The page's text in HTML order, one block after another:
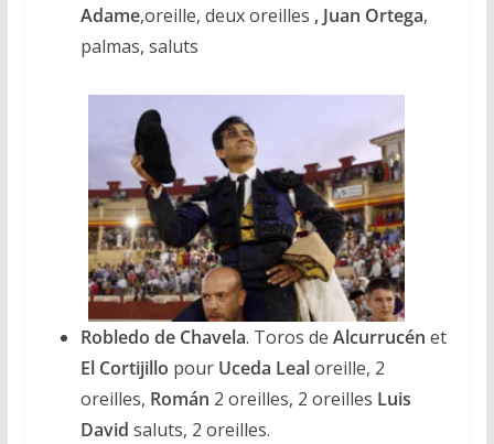
Adame,oreille, deux oreilles , Juan Ortega,
palmas, saluts
Robledo de Chavela. Toros de Alcurrucén et
El Cortijillo pour Uceda Lealoreille, 2
oreilles, Román 2 oreilles, 2 oreilles Luis
David saluts, 2 oreilles.